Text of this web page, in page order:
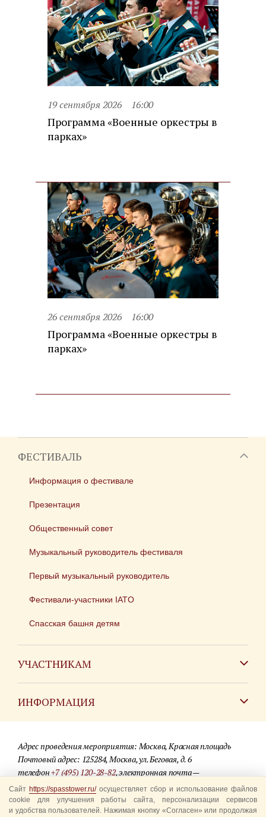
19 сентября 2026 16:00
Программа «Военные оркестры в
парках»
26 сентября 2026 16:00
Программа «Военные оркестры в
парках»
ФЕСТИВАЛЬ
Информация о фестивале
Презентация
Общественный совет
Музыкальный руководитель фестиваля
Первый музыкальный руководитель
Фестивали-участники IATO
Спасская башня детям
УЧАСТНИКАМ
ИНФОРМАЦИЯ
Для СМИ
Где купить билеты
Акции
Адрес проведения мероприятия: Москва, Красная площадь
Почтовый адрес: 125284, Москва, ул. Беговая, д. 6
телефон+7 (495) 120-28-82, электронная почта —
info@spasstower.ru
© 2009-2025 Официальный сайт фестиваля «Спасская башня»
Сайт https://spasstower.ru/осуществляет сбор и использование файлов
cookie для улучшения работы сайта, персонализации сервисов
и удобства пользователей. Нажимая кнопку «Согласен» или продолжая